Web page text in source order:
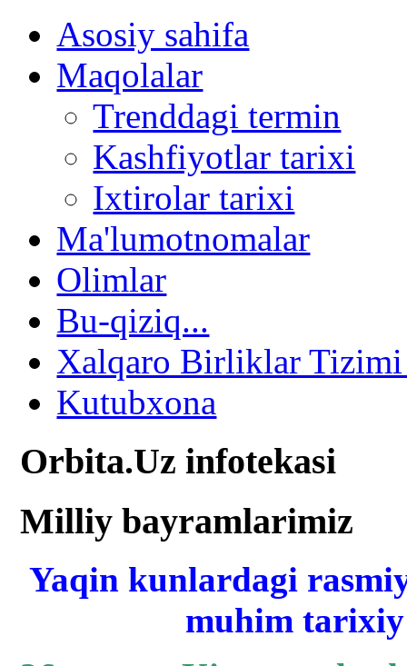
Asosiy sahifa
Maqolalar
Trenddagi termin
Kashfiyotlar tarixi
Ixtirolar tarixi
Ma'lumotnomalar
Olimlar
Bu-qiziq...
Xalqaro Birliklar
Kutubxona
Orbita.Uz infotekasi
Milliy bayramlarimiz
Yaqin kunlardagi
muhim